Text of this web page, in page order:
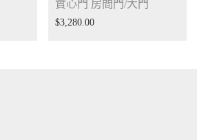
實心門 房間門/大門
$3,280.00